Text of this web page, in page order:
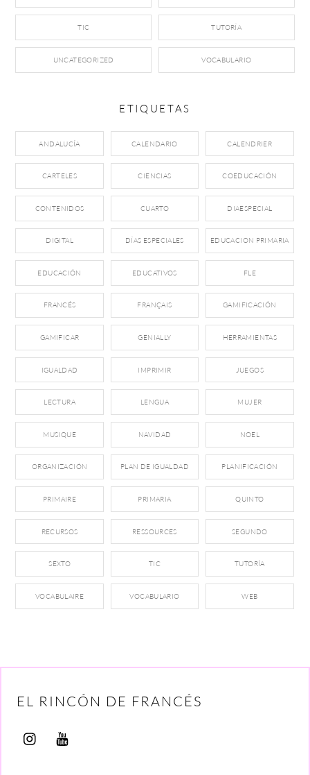
TIC TUTORÍA
UNCATEGORIZED VOCABULARIO
ETIQUETAS
ANDALUCÍA CALENDARIO CALENDRIER
CARTELES CIENCIAS COEDUCACIÓN
CONTENIDOS CUARTO DIAESPECIAL
DIGITAL DÍAS ESPECIALES EDUCACION PRIMARIA
EDUCACIÓN EDUCATIVOS FLE
FRANCÉS FRANÇAIS GAMIFICACIÓN
GAMIFICAR GENIALLY HERRAMIENTAS
IGUALDAD IMPRIMIR JUEGOS
LECTURA LENGUA MUJER
MUSIQUE NAVIDAD NOEL
ORGANIZACIÓN PLAN DE IGUALDAD PLANIFICACIÓN
PRIMAIRE PRIMARIA QUINTO
RECURSOS RESSOURCES SEGUNDO
SEXTO TIC TUTORÍA
VOCABULAIRE VOCABULARIO WEB
EL RINCÓN DE FRANCÉS